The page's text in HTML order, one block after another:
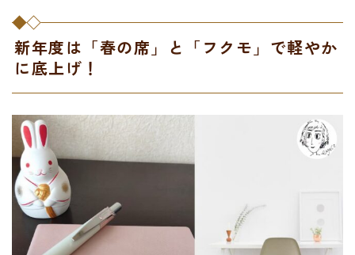
新年度は「春の席」と「フクモ」で軽やか
に底上げ！